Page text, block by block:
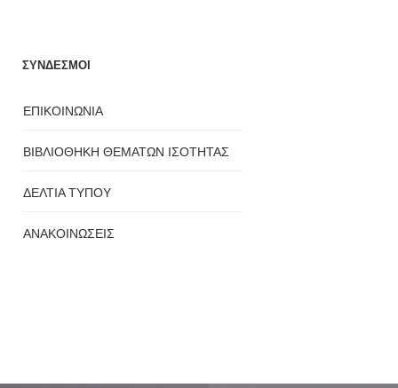
ΣΥΝΔΕΣΜΟΙ
ΕΠΙΚΟΙΝΩΝΙΑ
ΒΙΒΛΙΟΘΗΚΗ ΘΕΜΑΤΩΝ ΙΣΟΤΗΤΑΣ
ΔΕΛΤΙΑ ΤΥΠΟΥ
ΑΝΑΚΟΙΝΩΣΕΙΣ